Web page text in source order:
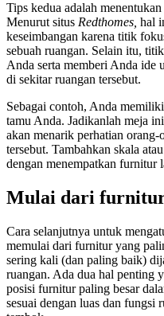
Tips kedua adalah
Menurut situs Redthomes, hal
keseimbangan karena titik
sebuah ruangan. Selain itu,
Anda serta memberi Anda ide
di sekitar ruangan tersebut.
Sebagai contoh, Anda
tamu Anda. Jadikanlah meja
akan menarik perhatian
tersebut. Tambahkan skala
dengan menempatkan furnitur
Mulai dari furnitur
Cara selanjutnya untuk
memulai dari furnitur yang
sering kali (dan paling baik)
ruangan. Ada dua hal penting
posisi furnitur paling besar
sesuai dengan luas dan fungsi